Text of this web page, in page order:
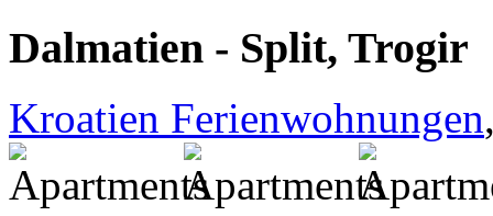
Dalmatien - Split, Trogir
Kroatien Ferienwohnungen